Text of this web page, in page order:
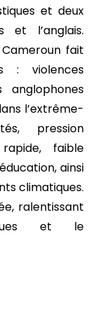
et deux
et l’anglais.
fait
: violences
anglophones
l’extrême-
pression
faible
ainsi
climatiques.
ralentissant
et le